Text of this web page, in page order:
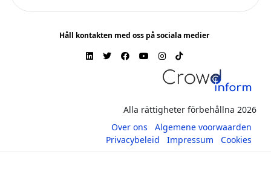
Håll kontakten med oss på sociala medier
Alla rättigheter förbehållna 2026
Over ons
Algemene voorwaarden
Privacybeleid
Impressum Cookies